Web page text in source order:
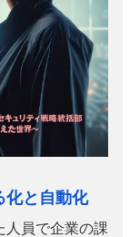
リシー
化と自動化
人員で企業の課